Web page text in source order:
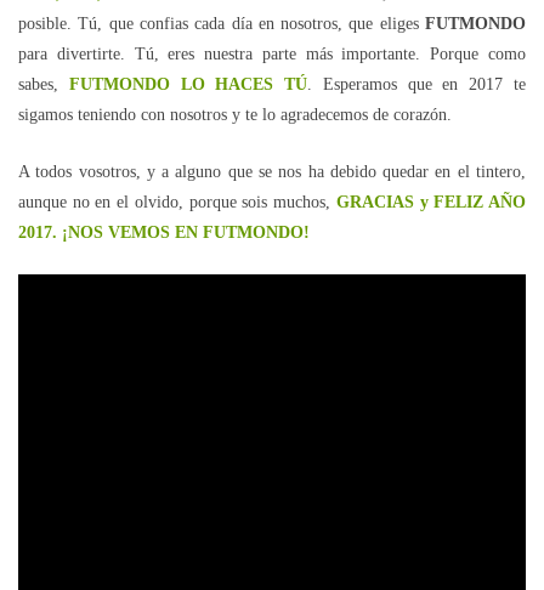
posible. Tú, que confias cada día en nosotros, que eliges FUTMONDO
para divertirte. Tú, eres nuestra parte más importante. Porque como
sabes, FUTMONDO LO HACES TÚ . Esperamos que en 2017 te
sigamos teniendo con nosotros y te lo agradecemos de corazón.
A todos vosotros, y a alguno que se nos ha debido quedar en el tintero,
aunque no en el olvido, porque sois muchos, GRACIAS y FELIZ AÑO
2017. ¡NOS VEMOS EN FUTMONDO!